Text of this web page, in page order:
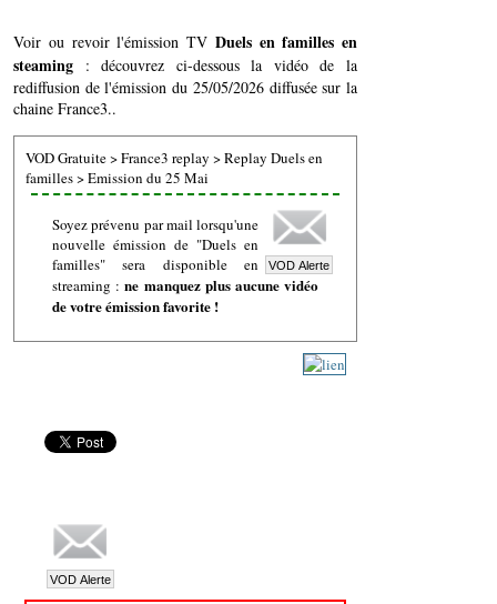
Voir ou revoir l'émission TV Duels en familles en
steaming : découvrez ci-dessous la vidéo de la
rediffusion de l'émission du 25/05/2026 diffusée sur la
chaine France3..
VOD Gratuite>France3 replay >Replay Duels en
familles>Emission du 25 Mai
Soyez prévenu par mail lorsqu'une
nouvelle émission de "Duels en
familles" sera disponible en
streaming :ne manquez plus aucune vidéo
de votre émission favorite !